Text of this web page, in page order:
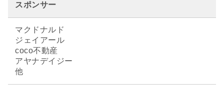
スポンサー
マクドナルド
ジェイアール
coco不動産
アヤナデイジー
他